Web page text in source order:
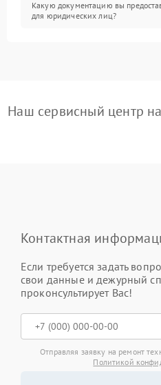
Какую документацию вы
для юридических лиц?
Наш сервисный центр
Контактная
Если требуется задать
свои данные и дежурный
проконсультирует Вас!
Отправляя заявку на ремонт
Политикой